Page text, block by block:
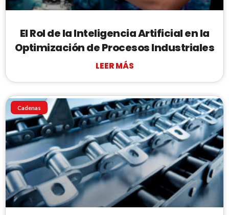
El Rol de la Inteligencia Artificial en la
Optimización de Procesos Industriales
LEER MÁS
Cadenas